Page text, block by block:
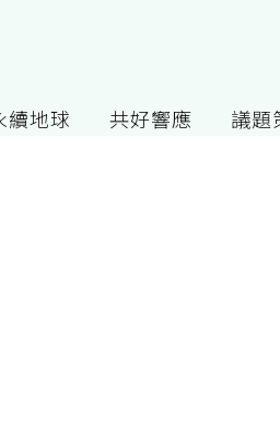
續地球 共好響應 議題